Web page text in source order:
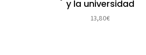
y la universidad
13,80€